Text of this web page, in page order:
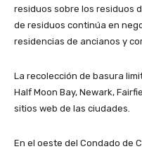
residuos sobre los residuos
de residuos continúa en
residencias de ancianos y
La recolección de basura
Half Moon Bay, Newark,
sitios web de las ciudades.
En el oeste del Condado de